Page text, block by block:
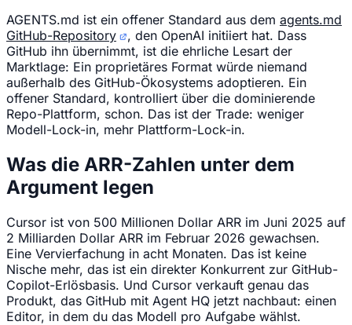
AGENTS.md ist ein offener Standard aus dem agents.md
GitHub-Repository
, den OpenAI initiiert hat. Dass
GitHub ihn übernimmt, ist die ehrliche Lesart der
Marktlage: Ein proprietäres Format würde niemand
außerhalb des GitHub-Ökosystems adoptieren. Ein
offener Standard, kontrolliert über die dominierende
Repo-Plattform, schon. Das ist der Trade: weniger
Modell-Lock-in, mehr Plattform-Lock-in.
Was die ARR-Zahlen unter dem
Argument legen
Cursor ist von 500 Millionen Dollar ARR im Juni 2025 auf
2 Milliarden Dollar ARR im Februar 2026 gewachsen.
Eine Vervierfachung in acht Monaten. Das ist keine
Nische mehr, das ist ein direkter Konkurrent zur GitHub-
Copilot-Erlösbasis. Und Cursor verkauft genau das
Produkt, das GitHub mit Agent HQ jetzt nachbaut: einen
Editor, in dem du das Modell pro Aufgabe wählst.